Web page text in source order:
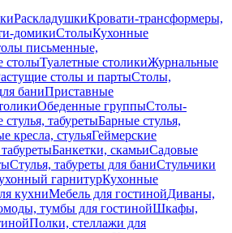
РаскладушкиКровати-трансформеры,
домикиСтолыКухонные
письменные,
столыТуалетные столикиЖурнальные
столы и партыСтолы,
баниПриставные
Обеденные группыСтолы-
табуретыБарные стулья,
кресла, стульяГеймерские
Банкетки, скамьиСадовые
Стулья, табуреты для баниСтульчики
гарнитурКухонные
кухниМебель для гостинойДиваны,
тумбы для гостинойШкафы,
Полки, стеллажи для